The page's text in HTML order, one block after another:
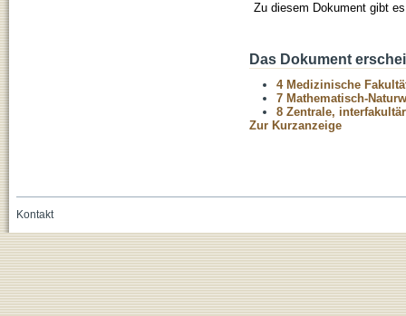
Zu diesem Dokument gibt
Das Dokument
4 Medizinische
7 Mathematisch-
8 Zentrale,
Zur Kurzanzeige
Kontakt